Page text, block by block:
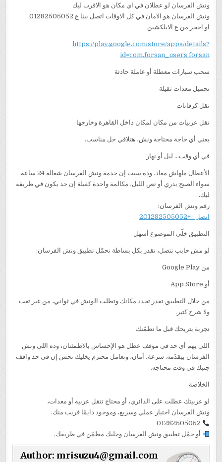
ونش الفرسان لو عطلان في اي مكان هو الاقرب ليك
ونش الفرسان هو الامان في كل الاوقات اتصل بينا ع 01282505052
او احجز من ع الابلكشين
https://play.google.com/store/apps/details?
id=com.forsan_users.forsan
سحب سيارات معطلة أو عاملة حادثة
تحميل معدات ثقيلة
نقل كرفانات
نقل عربيات من مكان لمكان داخل القاهرة وخارجها
يعني أي حاجة محتاجة ونش، هتلاقي حل مناسب.
في أي وقت… ليل أو نهار
الأعطال ملهاش معاد، وده سبب إن خدمة ونش الفرسان شغالة 24 ساعة.
سواء الصبح بدري أو نص الليل، مكالمة واحدة كفيلة إن حد يكون في طريقه
ليك.
رقم ونش الفرسان:
اتصل : +201282505052
التطبيق خلّى الموضوع أسهل
لو مش حابب تتصل، تقدر بكل بساطة تحمّل تطبيق ونش الفرسان:
من Google Play
أو App Store
من خلال التطبيق تقدر تحدد مكانك وتطلب الونش في ثواني، من غير تعب
ولا شرح كتير.
تجربة بتريحك قبل ما تطمّنك
اللي يهم أي حد في موقف عطل هو الإحساس بالاطمئنان، وده اللي ونش
الفرسان بيقدّمه. سرعة، أمان، وتعامل محترم يخليك تحس إن في حد واقف
جنبك في وقت محتاجه.
الخلاصة
لو عربيتك عطلت على الدائري، أو محتاج تنقل عربية أو معدات،
ونش الفرسان اختيار عملي وسريع، وموجود دايمًا قريب منك.
أو حمّل تطبيق ونش الفرسان وخليك مطمّن في طريقك.
Author: mrisuzu4@gmail.com